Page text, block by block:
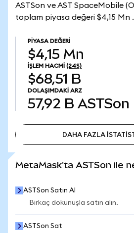
ASTSon ve AST SpaceMobile
toplam piyasa değeri $4,15 Mn .
PIYASA DEĞERI
$4,15 Mn
İŞLEM HACMI (24S)
$68,51 B
DOLAŞIMDAKI ARZ
57,92 B ASTSon
DAHA FAZLA
MetaMask'ta ASTSon ile
ASTSon Satın Al
Birkaç dokunuşla satın alın.
ASTSon Sat